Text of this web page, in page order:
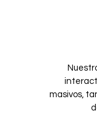
masivos,